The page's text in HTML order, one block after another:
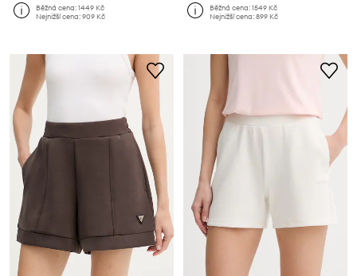
Běžná cena:1449 Kč
Nejnižší cena:909 Kč
Běžná cena:1549 Kč
Nejnižší cena:899 Kč